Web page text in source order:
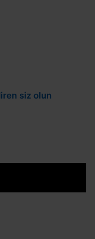
siz olun